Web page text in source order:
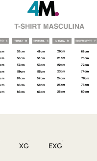
XG EXG